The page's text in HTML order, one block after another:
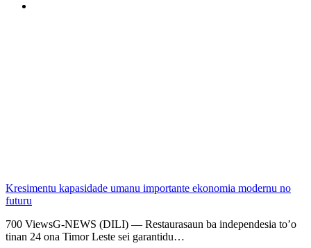
Kresimentu kapasidade umanu importante ekonomia modernu no
futuru
700 ViewsG-NEWS (DILI) — Restaurasaun ba independesia to’o
tinan 24 ona Timor Leste sei garantidu…